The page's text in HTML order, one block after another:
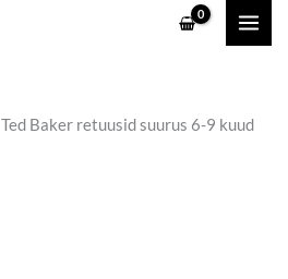
Ted Baker retuusid suurus 6-9 kuud